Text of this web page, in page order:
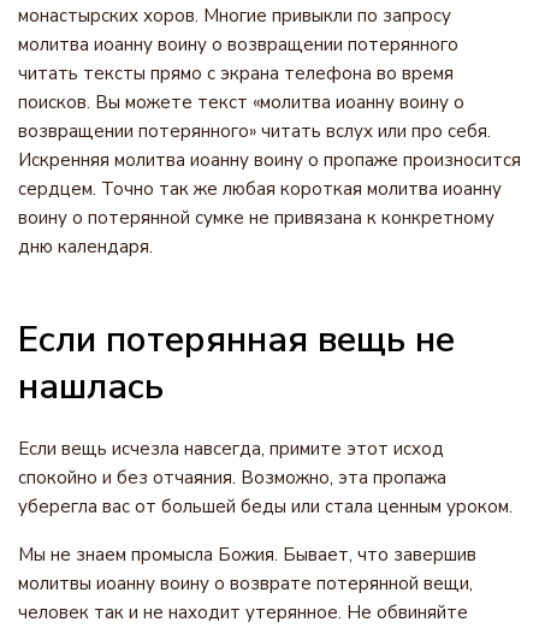
монастырских хоров. Многие привыкли по запросу
молитва иоанну воину о возвращении потерянного
читать тексты прямо с экрана телефона во время
поисков. Вы можете текст «молитва иоанну воину о
возвращении потерянного» читать вслух или про себя.
Искренняя молитва иоанну воину о пропаже произносится
сердцем. Точно так же любая короткая молитва иоанну
воину о потерянной сумке не привязана к конкретному
дню календаря.
Если потерянная вещь не
нашлась
Если вещь исчезла навсегда, примите этот исход
спокойно и без отчаяния. Возможно, эта пропажа
уберегла вас от большей беды или стала ценным уроком.
Мы не знаем промысла Божия. Бывает, что завершив
молитвы иоанну воину о возврате потерянной вещи,
человек так и не находит утерянное. Не обвиняйте